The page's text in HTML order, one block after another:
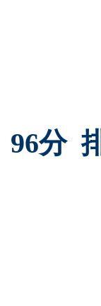
96分